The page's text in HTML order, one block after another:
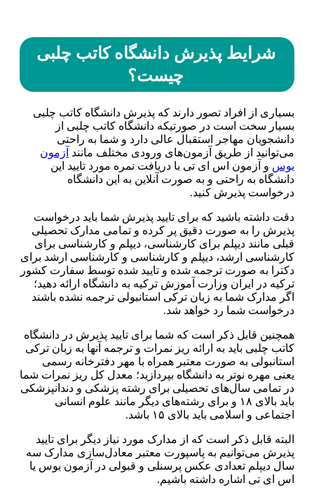
شرایط پذیرش دانشگاه کاتب چلبی
چیست؟
بسیاری از افراد تصور دارند که پذیرش دانشگاه کاتب چلبی
بسیار سخت است در صورتیکه دانشگاه کاتب چلبی از
دانشجویان مهاجر استقبال عالی دارد و شما به راحتی
می‌توانید از طریق آزمون‌های ورودی مختلف مانند آزمون
یوس و آزمون اس ای تی با دریافت نمره مورد تایید این
دانشگاه به راحتی و به صورت آنلاین به این دانشگاه
درخواست پذیرش کنید.
دقت داشته باشید که برای تایید پذیرش شما باید درخواست
پذیرش را به صورت دقیق پر کرده و تمامی مدارک تحصیلی
قبلی مانند دیپلم برای کارشناسی، دیپلم و کارشناسی برای
کارشناسی ارشد، دیپلم و کارشناسی و کارشناسی ارشد برای
دکترا به صورت ترجمه شده و تایید شده توسط سفارت کشور
ترکیه در ایران وزارت آموزش ترکیه به دانشگاه ارائه دهید؛
اگر مدارک شما به زبان ترکی استانبولی ترجمه نشده باشند
درخواست شما رد خواهد شد.
همچنین قابل ذکر است که شما برای تایید پذیرش در دانشگاه
کاتب چلبی باید به ارائه ریز نمرات و ترجمه آنها به زبان ترکی
استانبولی به صورت معتبر همراه با مهر دفترخانه رسمی
یعنی مهره نوتر به دانشگاه بپردازید؛ معدل کل ریز نمرات شما
در تمامی سال‌های تحصیلی برای رشته پزشکی و دندانپزشکی
باید بالای ۱۸ و برای رشته‌های دیگر مانند علوم انسانی
اجتماعی و اسلامی باید بالای ۱۵ باشد.
البته قابل ذکر است که از مدارک مورد نیاز دیگر برای تایید
پذیرش می‌توانیم به پاسپورت معتبر معادل‌سازی مدارک سه
سال دیپلم تعدادی عکس پرسنلی و قبولی در آزمون یوس یا
اس ای تی اشاره داشته باشیم.